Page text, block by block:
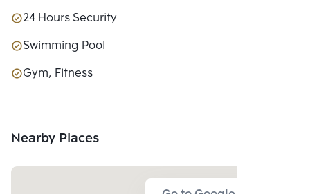
24 Hours Security
Swimming Pool
Gym, Fitness
Nearby Places